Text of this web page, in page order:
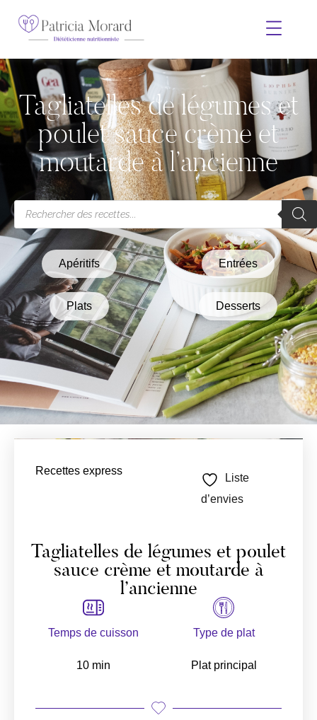
Tagliatelles de légumes et
poulet sauce crème et
moutarde à l’ancienne
Apéritifs Entrées
Plats Desserts
Recettes express
Liste
d’envies
Tagliatelles de légumes et poulet
sauce crème et moutarde à
l’ancienne
Temps de cuisson
10 min
Type de plat
Plat principal